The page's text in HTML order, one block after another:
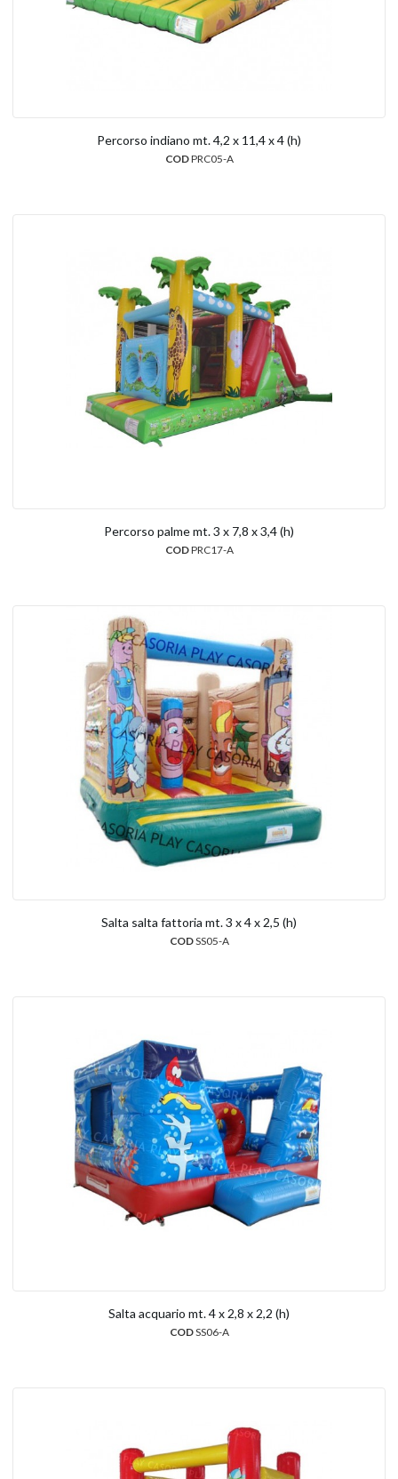
Percorso indiano mt. 4,2 x 11,4 x 4 (h)
CODPRC05-A
Percorso palme mt. 3 x 7,8 x 3,4 (h)
CODPRC17-A
Salta salta fattoria mt. 3 x 4 x 2,5 (h)
CODSS05-A
Salta acquario mt. 4 x 2,8 x 2,2 (h)
CODSS06-A